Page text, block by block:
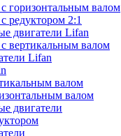
горизонтальным валом
редуктором 2:1
двигатели Lifan
вертикальным валом
Lifan
валом
валом
двигатели